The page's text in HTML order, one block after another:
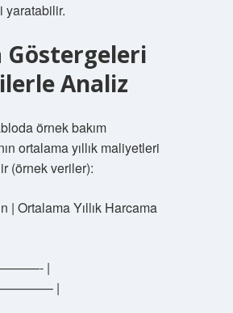
yaratabilir.
Göstergeleri
Analiz
örnek bakım
ortalama yıllık maliyetleri
(örnek veriler):
| Ortalama Yıllık Harcama
|
|